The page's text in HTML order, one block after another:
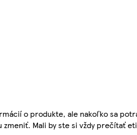
o produkte, ale nakoľko sa
zmeniť. Mali by ste si vždy prečítať